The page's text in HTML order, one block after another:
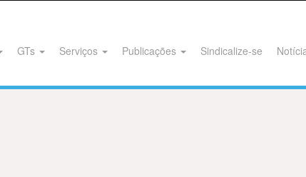
GTs Serviços Publicações Sindicalize-se